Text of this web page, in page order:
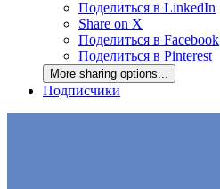
Поделиться в LinkedIn
Share on X
Поделиться в Facebook
Поделиться в Pinterest
More sharing options...
Подписчики